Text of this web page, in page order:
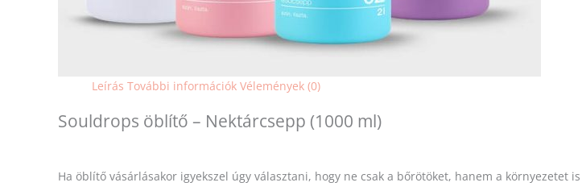
Leírás További információk Vélemények (0)
Souldrops öblítő – Nektárcsepp (1000 ml)
Ha öblítő vásárlásakor igyekszel úgy választani, hogy ne csak a bőrötöket, hanem a környezetet